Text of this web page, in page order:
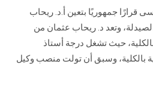
قرارًا جمهوريًا بتعين أ.د. ريحاب
وتعد د. ريحاب عثمان من
بالكلية، حيث تشغل درجة أستاذ
بالكلية، وسبق أن تولت منصب وكيل